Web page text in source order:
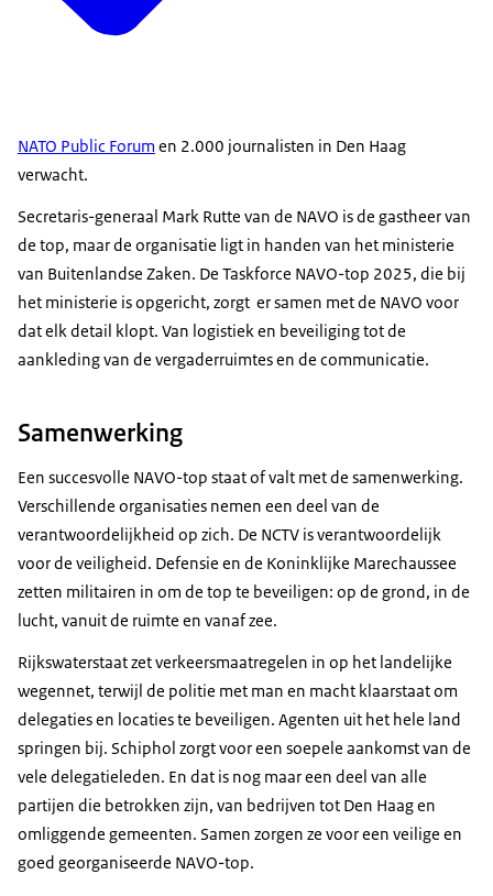
NATO Public Forum en 2.000 journalisten in Den Haag
verwacht.
Secretaris-generaal Mark Rutte van de NAVO is de gastheer van
de top, maar de organisatie ligt in handen van het ministerie
van Buitenlandse Zaken. De Taskforce NAVO-top 2025, die bij
het ministerie is opgericht, zorgt er samen met de NAVO voor
dat elk detail klopt. Van logistiek en beveiliging tot de
aankleding van de vergaderruimtes en de communicatie.
Samenwerking
Een succesvolle NAVO-top staat of valt met de samenwerking.
Verschillende organisaties nemen een deel van de
verantwoordelijkheid op zich. De NCTV is verantwoordelijk
voor de veiligheid. Defensie en de Koninklijke Marechaussee
zetten militairen in om de top te beveiligen: op de grond, in de
lucht, vanuit de ruimte en vanaf zee.
Rijkswaterstaat zet verkeersmaatregelen in op het landelijke
wegennet, terwijl de politie met man en macht klaarstaat om
delegaties en locaties te beveiligen. Agenten uit het hele land
springen bij. Schiphol zorgt voor een soepele aankomst van de
vele delegatieleden. En dat is nog maar een deel van alle
partijen die betrokken zijn, van bedrijven tot Den Haag en
omliggende gemeenten. Samen zorgen ze voor een veilige en
goed georganiseerde NAVO-top.